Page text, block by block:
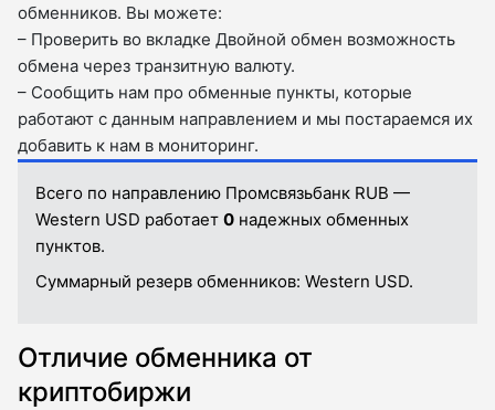
обменников. Вы можете:
– Проверить во вкладкe Двойной обмен возможность
обмена через транзитную валюту.
– Сообщить нам про обменные пункты, которые
работают с данным направлением и мы постараемся их
добавить к нам в мониторинг.
Всего по направлению Промсвязьбанк RUB —
Western USD работает 0 надежных обменных
пунктов.
Суммарный резерв обменников: Western USD.
Отличие обменника от
криптобиржи